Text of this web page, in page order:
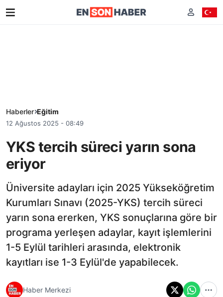
Haberler Eğitim
12 Ağustos 2025 - 08:49
YKS tercih süreci yarın sona
eriyor
Üniversite adayları için 2025 Yükseköğretim
Kurumları Sınavı (2025-YKS) tercih süreci
yarın sona ererken, YKS sonuçlarına göre bir
programa yerleşen adaylar, kayıt işlemlerini
1-5 Eylül tarihleri arasında, elektronik
kayıtları ise 1-3 Eylül'de yapabilecek.
Haber Merkezi